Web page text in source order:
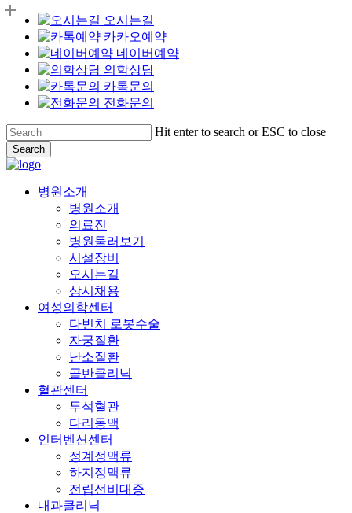
오시는길
카카오예약
네이버예약
의학상담
카톡문의
전화문의
Skip
to
main
content
Hit enter to search or ESC to close
Search
Close
Menu
병원소개
병원소개
의료진
병원둘러보기
시설장비
오시는길
상시채용
여성의학센터
다빈치 로봇수술
자궁질환
난소질환
골반클리닉
혈관센터
투석혈관
다리동맥
인터벤션센터
정계정맥류
하지정맥류
전립선비대증
내과클리닉